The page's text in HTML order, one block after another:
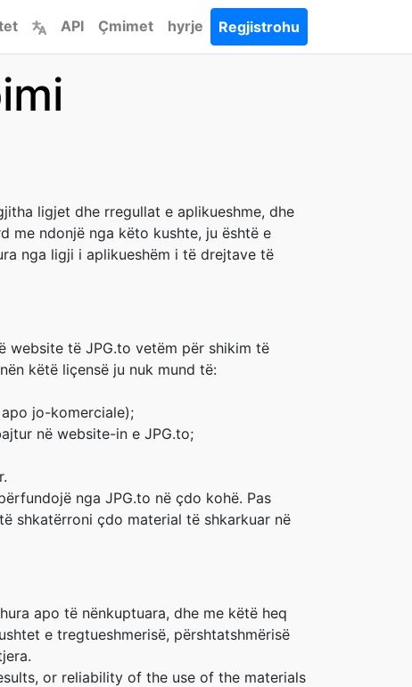
API Çmimet hyrje Regjistrohu
ligjet dhe rregullat e aplikueshme, dhe
me ndonjë nga këto kushte, ju është e
nga ligji i aplikueshëm i të drejtave të
website të JPG.to vetëm për shikim të
këtë liçensë ju nuk mund të:
jo-komerciale);
në website-in e JPG.to;
nga JPG.to në çdo kohë. Pas
shkatërroni çdo material të shkarkuar në
apo të nënkuptuara, dhe me këtë heq
e tregtueshmerisë, përshtatshmërisë
or reliability of the use of the materials